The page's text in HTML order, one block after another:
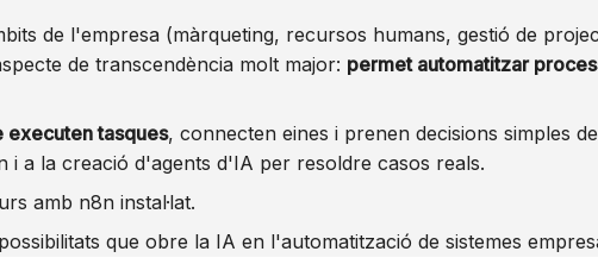
de l'empresa (màrqueting, recursos humans, gestió de
de transcendència molt major: permet automatitzar
executen tasques, connecten eines i prenen decisions simples
a la creació d'agents d'IA per resoldre casos reals.
amb n8n instal·lat.
que obre la IA en l'automatització de sistemes